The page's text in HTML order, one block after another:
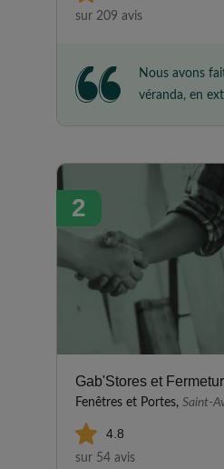
sur 209 avis
Nous avons
véranda, en
Nous avons
des
Vérandas
dans le conseil
réalisation.
les échanges
claires, la
le fait de
assemblage à
avons
respect des
2
Gab'Stores et
Fenêtres et Portes, Saint-
4.8
sur 54 avis